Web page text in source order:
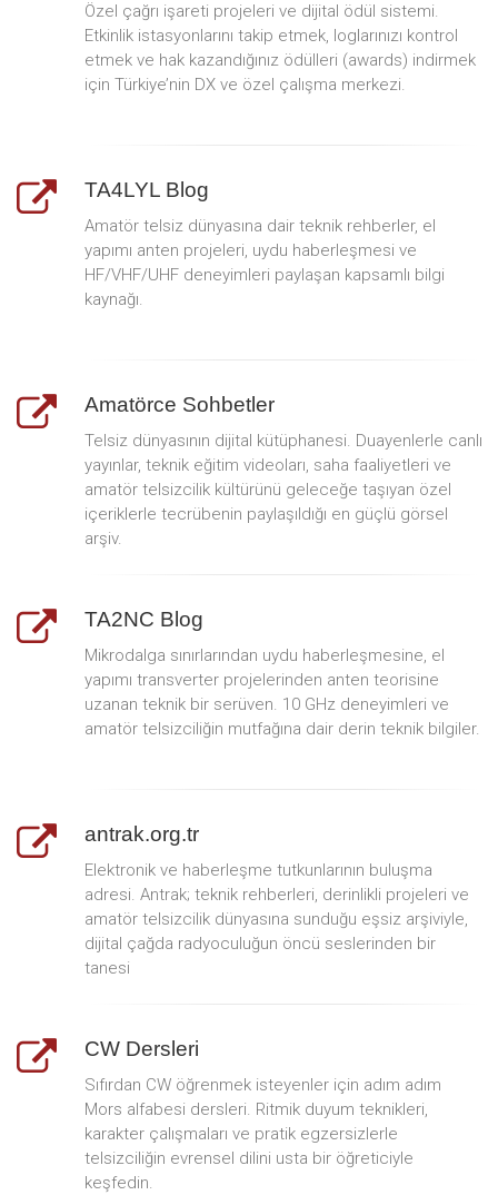
Özel çağrı işareti projeleri ve dijital ödül sistemi.
Etkinlik istasyonlarını takip etmek, loglarınızı kontrol
etmek ve hak kazandığınız ödülleri (awards) indirmek
için Türkiye’nin DX ve özel çalışma merkezi.
TA4LYL Blog
Amatör telsiz dünyasına dair teknik rehberler, el
yapımı anten projeleri, uydu haberleşmesi ve
HF/VHF/UHF deneyimleri paylaşan kapsamlı bilgi
kaynağı.
Amatörce Sohbetler
Telsiz dünyasının dijital kütüphanesi. Duayenlerle canlı
yayınlar, teknik eğitim videoları, saha faaliyetleri ve
amatör telsizcilik kültürünü geleceğe taşıyan özel
içeriklerle tecrübenin paylaşıldığı en güçlü görsel
arşiv.
TA2NC Blog
Mikrodalga sınırlarından uydu haberleşmesine, el
yapımı transverter projelerinden anten teorisine
uzanan teknik bir serüven. 10 GHz deneyimleri ve
amatör telsizciliğin mutfağına dair derin teknik bilgiler.
antrak.org.tr
Elektronik ve haberleşme tutkunlarının buluşma
adresi. Antrak; teknik rehberleri, derinlikli projeleri ve
amatör telsizcilik dünyasına sunduğu eşsiz arşiviyle,
dijital çağda radyoculuğun öncü seslerinden bir
tanesi
CW Dersleri
Sıfırdan CW öğrenmek isteyenler için adım adım
Mors alfabesi dersleri. Ritmik duyum teknikleri,
karakter çalışmaları ve pratik egzersizlerle
telsizciliğin evrensel dilini usta bir öğreticiyle
keşfedin.